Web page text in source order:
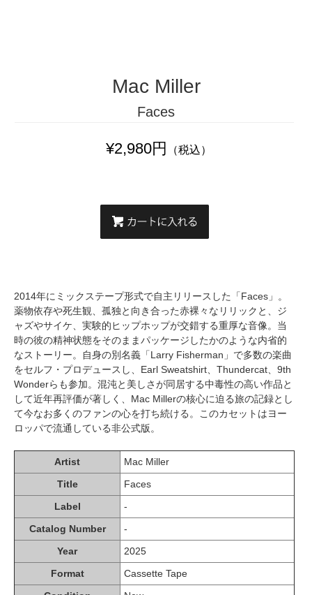
Mac Miller
Faces
¥2,980円 （税込）
2014年にミックステープ形式で自主リリースした「Faces」。
薬物依存や死生観、孤独と向き合った赤裸々なリリックと、ジ
ャズやサイケ、実験的ヒップホップが交錯する重厚な音像。当
時の彼の精神状態をそのままパッケージしたかのような内省的
なストーリー。自身の別名義「Larry Fisherman」で多数の楽曲
をセルフ・プロデュースし、Earl Sweatshirt、Thundercat、9th
Wonderらも参加。混沌と美しさが同居する中毒性の高い作品と
して近年再評価が著しく、Mac Millerの核心に迫る旅の記録とし
て今なお多くのファンの心を打ち続ける。このカセットはヨー
ロッパで流通している非公式版。
Artist
Mac Miller
Title
Faces
Label
-
Catalog Number
-
Year
2025
Format
Cassette Tape